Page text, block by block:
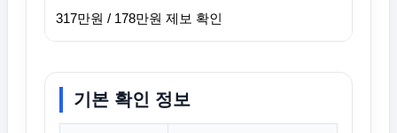
317만원 / 178만원 제보 확인
기본 확인 정보